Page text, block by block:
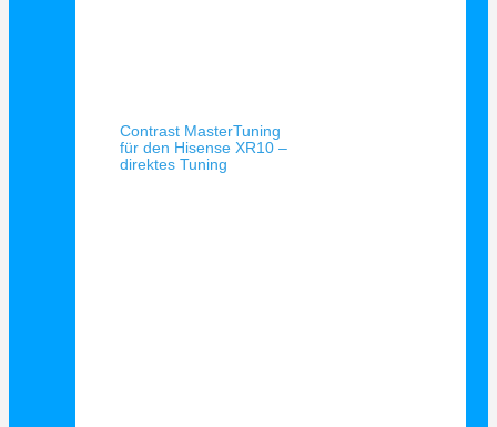
Contrast MasterTuning
für den Hisense XR10 –
direktes Tuning